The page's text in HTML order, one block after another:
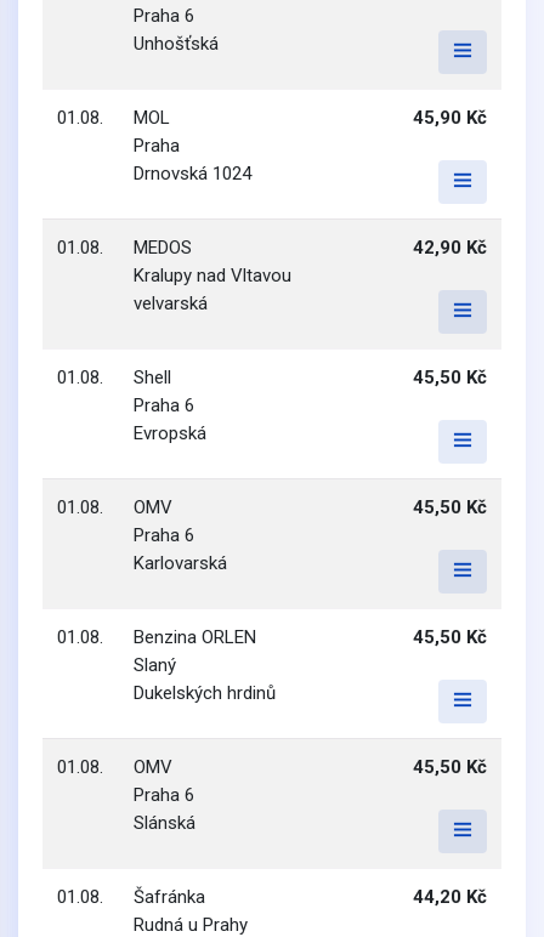
Praha 6
Unhošťská
01.08.
MOL
Praha
Drnovská 1024
45,90 Kč
01.08.
MEDOS
Kralupy nad Vltavou
velvarská
42,90 Kč
01.08.
Shell
Praha 6
Evropská
45,50 Kč
01.08.
OMV
Praha 6
Karlovarská
45,50 Kč
01.08.
Benzina ORLEN
Slaný
Dukelských hrdinů
45,50 Kč
01.08.
OMV
Praha 6
Slánská
45,50 Kč
01.08.
Šafránka
Rudná u Prahy
44,20 Kč